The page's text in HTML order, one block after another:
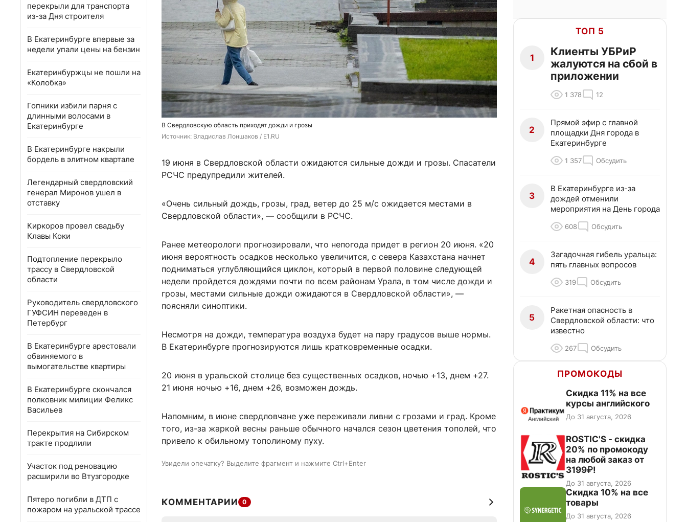
перекрыли для транспорта
из-за Дня строителя
В Екатеринбурге впервые за
недели упали цены на бензин
Екатеринбуржцы не пошли на
«Колобка»
Гопники избили парня с
длинными волосами в
Екатеринбурге
В Екатеринбурге накрыли
бордель в элитном квартале
Легендарный свердловский
генерал Миронов ушел в
отставку
Киркоров провел свадьбу
Клавы Коки
Подтопление перекрыло
трассу в Свердловской
области
Руководитель свердловского
ГУФСИН переведен в
Петербург
В Екатеринбурге арестовали
обвиняемого в
вымогательстве квартиры
В Екатеринбурге скончался
полковник милиции Феликс
Васильев
Перекрытия на Сибирском
тракте продлили
Участок под реновацию
расширили во Втузгородке
Пятеро погибли в ДТП с
пожаром на уральской трассе
В Свердловскую область приходят дожди и грозы
Источник: Владислав Лоншаков / E1.RU
19 июня в Свердловской области ожидаются сильные дожди и грозы. Спасатели
РСЧС предупредили жителей.
«Очень сильный дождь, грозы, град, ветер до 25 м/с ожидается местами в
Свердловской области», — сообщили в РСЧС.
Ранее метеорологи прогнозировали, что непогода придет в регион 20 июня. «20
июня вероятность осадков несколько увеличится, с севера Казахстана начнет
подниматься углубляющийся циклон, который в первой половине следующей
недели пройдется дождями почти по всем районам Урала, в том числе дожди и
грозы, местами сильные дожди ожидаются в Свердловской области», —
поясняли синоптики.
Несмотря на дожди, температура воздуха будет на пару градусов выше нормы.
В Екатеринбурге прогнозируются лишь кратковременные осадки.
20 июня в уральской столице без существенных осадков, ночью +13, днем +27.
21 июня ночью +16, днем +26, возможен дождь.
Напомним, в июне свердловчане уже переживали ливни с грозами и град. Кроме
того, из-за жаркой весны раньше обычного начался сезон цветения тополей, что
привело к обильному тополиному пуху.
Увидели опечатку? Выделите фрагмент и нажмите Ctrl+Enter
КОММЕНТАРИИ 0
ТОП 5
1
Клиенты УБРиР
жалуются на сбой в
приложении
1 378 12
2
Прямой эфир с главной
площадки Дня города в
Екатеринбурге
1 357 Обсудить
3
В Екатеринбурге из-за
дождей отменили
мероприятия на День города
608 Обсудить
4
Загадочная гибель уральца:
пять главных вопросов
319 Обсудить
5
Ракетная опасность в
Свердловской области: что
известно
267 Обсудить
ПРОМОКОДЫ
Скидка 11% на все
курсы английского
До 31 августа, 2026
ROSTIC'S - скидка
20% по промокоду
на любой заказ от
3199₽!
До 31 августа, 2026
Скидка 10% на все
товары
До 31 августа, 2026